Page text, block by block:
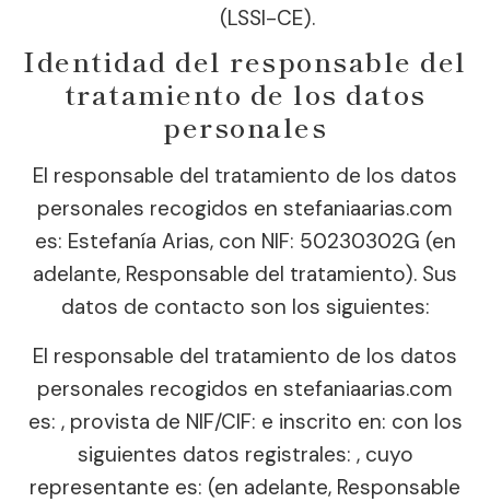
(LSSI-CE).
Identidad del responsable del
tratamiento de los datos
personales
El responsable del tratamiento de los datos
personales recogidos en stefaniaarias.com
es: Estefanía Arias, con NIF: 50230302G (en
adelante, Responsable del tratamiento). Sus
datos de contacto son los siguientes:
El responsable del tratamiento de los datos
personales recogidos en stefaniaarias.com
es: , provista de NIF/CIF: e inscrito en: con los
siguientes datos registrales: , cuyo
representante es: (en adelante, Responsable